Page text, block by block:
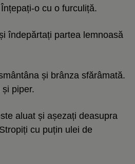
o cu o furculiță.
îndepărtați partea lemnoasă
și brânza sfărâmată.
piper.
aluat și așezați deasupra
cu puțin ulei de